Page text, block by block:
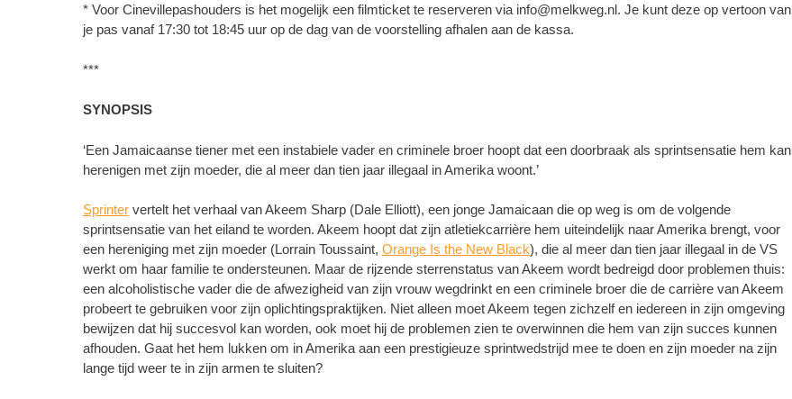
* Voor Cinevillepashouders is het mogelijk een filmticket te reserveren via info@melkweg.nl. Je kunt deze op vertoon van
je pas vanaf 17:30 tot 18:45 uur op de dag van de voorstelling afhalen aan de kassa.
***
SYNOPSIS
‘Een Jamaicaanse tiener met een instabiele vader en criminele broer hoopt dat een doorbraak als sprintsensatie hem kan
herenigen met zijn moeder, die al meer dan tien jaar illegaal in Amerika woont.’
Sprintervertelt het verhaal van Akeem Sharp (Dale Elliott), een jonge Jamaicaan die op weg is om de volgende
sprintsensatie van het eiland te worden. Akeem hoopt dat zijn atletiekcarrière hem uiteindelijk naar Amerika brengt, voor
een hereniging met zijn moeder (Lorrain Toussaint, Orange Is the New Black), die al meer dan tien jaar illegaal in de VS
werkt om haar familie te ondersteunen. Maar de rijzende sterrenstatus van Akeem wordt bedreigd door problemen thuis:
een alcoholistische vader die de afwezigheid van zijn vrouw wegdrinkt en een criminele broer die de carrière van Akeem
probeert te gebruiken voor zijn oplichtingspraktijken. Niet alleen moet Akeem tegen zichzelf en iedereen in zijn omgeving
bewijzen dat hij succesvol kan worden, ook moet hij de problemen zien te overwinnen die hem van zijn succes kunnen
afhouden. Gaat het hem lukken om in Amerika aan een prestigieuze sprintwedstrijd mee te doen en zijn moeder na zijn
lange tijd weer te in zijn armen te sluiten?